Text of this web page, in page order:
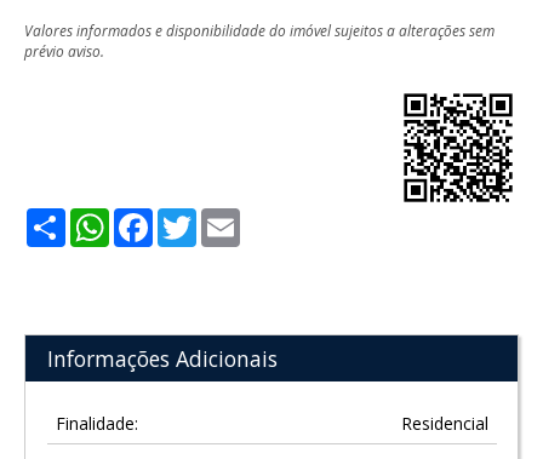
Valores informados e disponibilidade do imóvel sujeitos a alterações sem
prévio aviso.
ShareWhatsApp
Facebook
Twitter
Informações Adicionais
Finalidade: Residencial